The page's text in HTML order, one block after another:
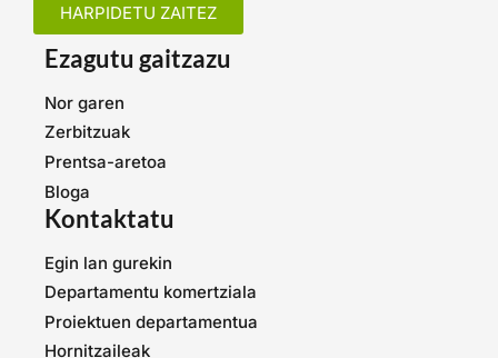
HARPIDETU ZAITEZ
Ezagutu gaitzazu
Nor garen
Zerbitzuak
Prentsa-aretoa
Bloga
Kontaktatu
Egin lan gurekin
Departamentu komertziala
Proiektuen departamentua
Hornitzaileak